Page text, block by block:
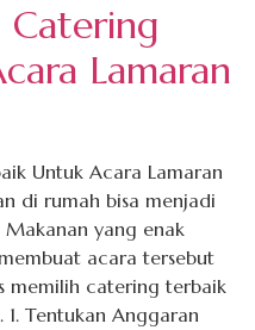
Catering
Lamaran
Untuk Acara Lamaran
di rumah bisa menjadi
yang enak
acara tersebut
memilih catering terbaik
Tentukan Anggaran